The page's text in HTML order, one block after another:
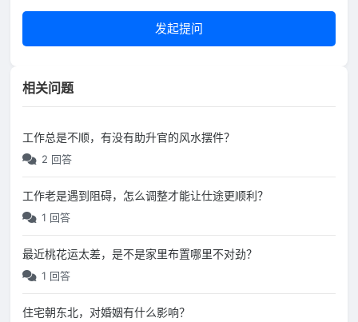
发起提问
相关问题
工作总是不顺，有没有助升官的风水摆件？
2 回答
工作老是遇到阻碍，怎么调整才能让仕途更顺利？
1 回答
最近桃花运太差，是不是家里布置哪里不对劲？
1 回答
住宅朝东北，对婚姻有什么影响？